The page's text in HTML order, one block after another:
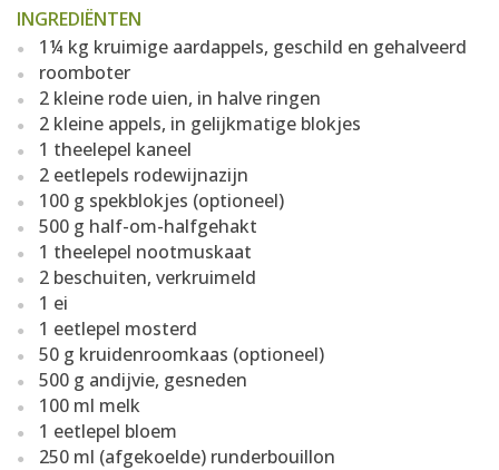
INGREDIËNTEN
1¼ kg kruimige aardappels, geschild en gehalveerd
roomboter
2 kleine rode uien, in halve ringen
2 kleine appels, in gelijkmatige blokjes
1 theelepel kaneel
2 eetlepels rodewijnazijn
100 g spekblokjes (optioneel)
500 g half-om-halfgehakt
1 theelepel nootmuskaat
2 beschuiten, verkruimeld
1 ei
1 eetlepel mosterd
50 g kruidenroomkaas (optioneel)
500 g andijvie, gesneden
100 ml melk
1 eetlepel bloem
250 ml (afgekoelde) runderbouillon